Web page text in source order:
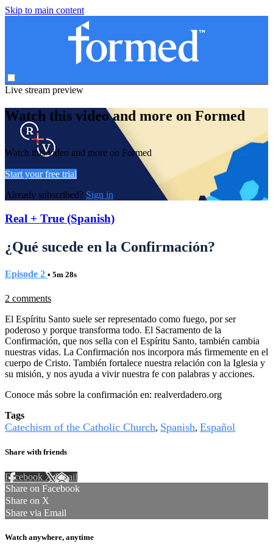
Skip to main content
Live stream preview
Watch this video and more on Formed
Watch this video and more on Formed
Start your free trial
Already subscribed? Sign in
Real + True (Spanish)
¿Qué sucede en la Confirmación?
Episode 2 • 5m 28s
2 comments
El Espíritu Santo suele ser representado como fuego, por ser
poderoso y porque transforma todo. El Sacramento de la
Confirmación, que nos sella con el Espíritu Santo, también cambia
nuestras vidas. La Confirmación nos incorpora más firmemente en el
cuerpo de Cristo. También fortalece nuestra relación con la Iglesia y
su misión, y nos ayuda a vivir nuestra fe con palabras y acciones.
Conoce más sobre la confirmación en: realverdadero.org
Tags
Catechism of the Catholic Church, Spanish, Español
Share with friends
Facebook XEmail
Share on Facebook
Share on X
Share via Email
Watch anywhere, anytime